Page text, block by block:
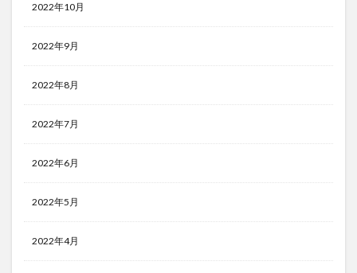
2022年10月
2022年9月
2022年8月
2022年7月
2022年6月
2022年5月
2022年4月